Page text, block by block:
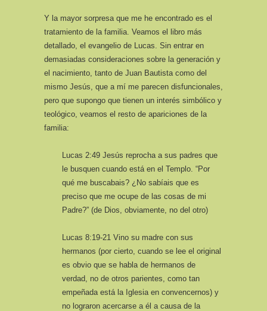
Y la mayor sorpresa que me he encontrado es el
tratamiento de la familia. Veamos el libro más
detallado, el evangelio de Lucas. Sin entrar en
demasiadas consideraciones sobre la generación y
el nacimiento, tanto de Juan Bautista como del
mismo Jesús, que a mí me parecen disfuncionales,
pero que supongo que tienen un interés simbólico y
teológico, veamos el resto de apariciones de la
familia:
Lucas 2:49 Jesús reprocha a sus padres que
le busquen cuando está en el Templo. “Por
qué me buscabais? ¿No sabíais que es
preciso que me ocupe de las cosas de mi
Padre?” (de Dios, obviamente, no del otro)
Lucas 8:19-21 Vino su madre con sus
hermanos (por cierto, cuando se lee el original
es obvio que se habla de hermanos de
verdad, no de otros parientes, como tan
empeñada está la Iglesia en convencernos) y
no lograron acercarse a él a causa de la